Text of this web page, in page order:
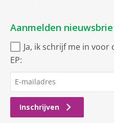
Aanmelden
Ja, ik schrijf me in
EP:
Inschrijven